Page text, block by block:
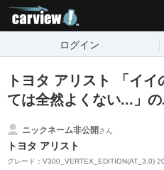
ログイン
トヨタ アリスト 「イ
ては全然よくない...」
ニックネーム非公開さん
トヨタ アリスト
グレード：V300_VERTEX_EDITION(AT_3.0)